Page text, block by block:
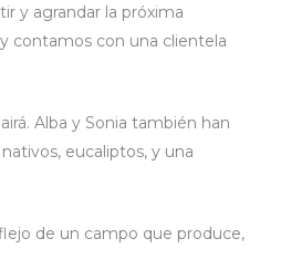
y agrandar la próxima
contamos con una clientela
Alba y Sonia también han
eucaliptos, y una
de un campo que produce,